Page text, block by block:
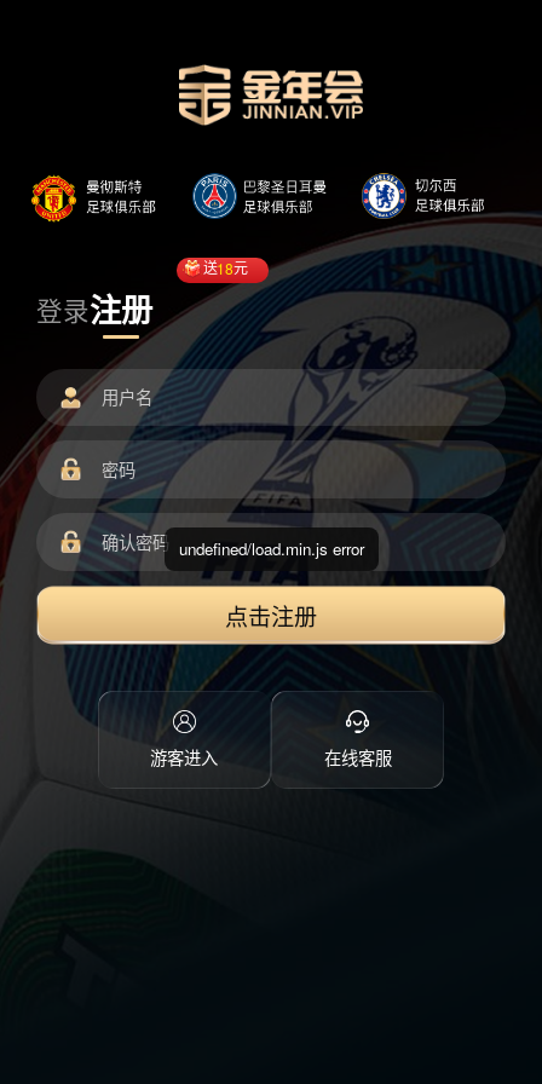
登录注册
送18元
点击注册
游客进入 在线客服
undefined/load.min.js error